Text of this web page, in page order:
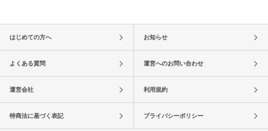
はじめての方へ お知らせ
よくある質問 運営へのお問い合わせ
運営会社 利用規約
特商法に基づく表記 プライバシーポリシー